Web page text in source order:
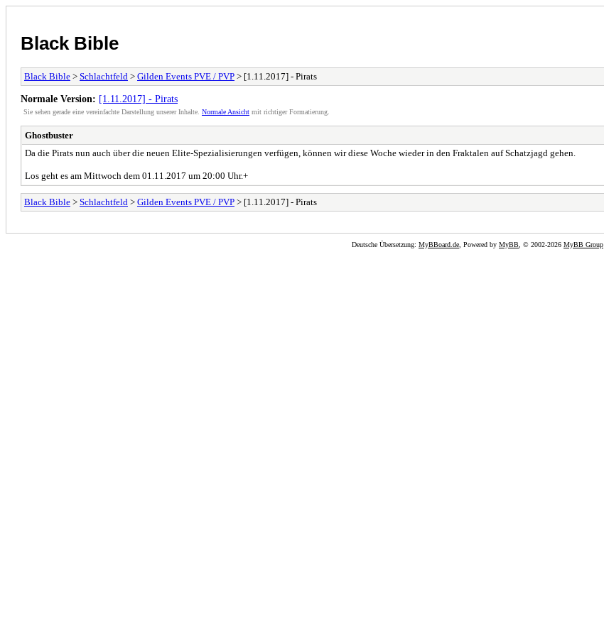
Black Bible
Black Bible > Schlachtfeld > Gilden Events PVE / PVP > [1.11.2017] - Pirats
Normale Version: [1.11.2017] - Pirats
Sie sehen gerade eine vereinfachte Darstellung unserer Inhalte. Normale Ansicht mit richtiger Formatierung.
Ghostbuster
Da die Pirats nun auch über die neuen Elite-Spezialisierungen verfügen, können wir diese Woche wieder in den Fraktalen auf Schatzjagd gehen.
Los geht es am Mittwoch dem 01.11.2017 um 20:00 Uhr.+
Black Bible > Schlachtfeld > Gilden Events PVE / PVP > [1.11.2017] - Pirats
Deutsche Übersetzung: MyBBoard.de , Powered by MyBB , © 2002-2026 MyBB Group